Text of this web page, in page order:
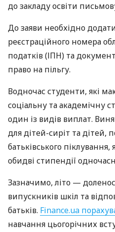
до закладу освіти
До заяви необхідно
реєстраційного номера
податків (ІПН) та
право на пільгу.
Водночас студенти, які
соціальну та академічну
один із видів виплат.
для дітей-сиріт та дітей,
батьківського
обидві стипендії
Зазначимо, літо —
випускників шкіл та
батьків. Finance.ua
навчання цьогорічних